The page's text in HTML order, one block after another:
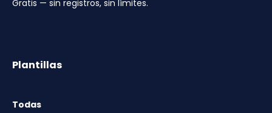
Gratis — sin registros, sin límites.
Plantillas
Todas